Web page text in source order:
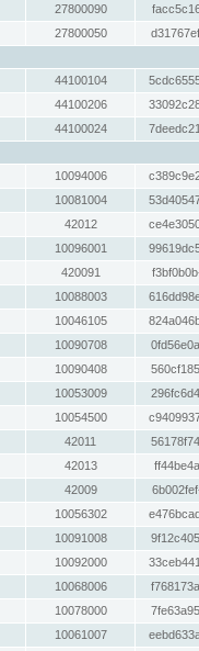
27800090
27800050
44100104
44100206
44100024
10094006
10081004
42012
10096001
420091
10088003
10046105
10090708
10090408
10053009
10054500
42011
42013
42009
10056302
10091008
10092000
10068006
10078000
10061007